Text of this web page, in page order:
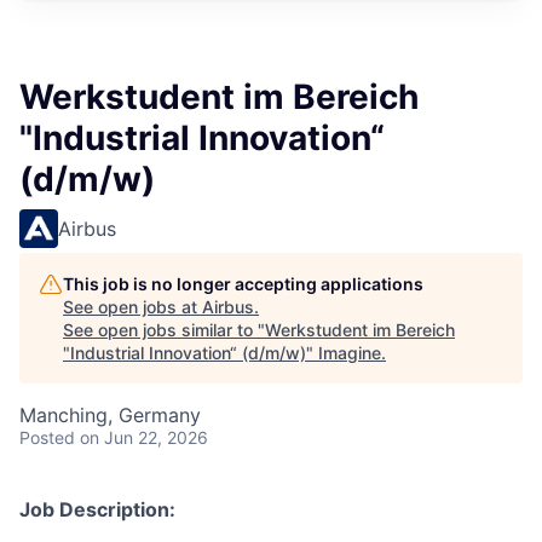
Werkstudent im Bereich
"Industrial Innovation“
(d/m/w)
Airbus
This job is no longer accepting applications
See open jobs at Airbus.
See open jobs similar to "Werkstudent im Bereich
"Industrial Innovation“ (d/m/w)" Imagine.
Manching, Germany
Posted on Jun 22, 2026
Job Description: